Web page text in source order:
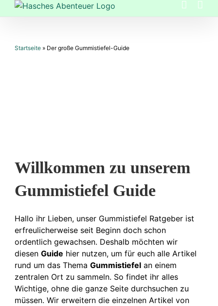
Zum
Inhalt
Startseite » Der große Gummistiefel-Guide
Willkommen zu unserem
Gummistiefel Guide
Hallo ihr Lieben, unser Gummistiefel Ratgeber ist
erfreulicherweise seit Beginn doch schon
ordentlich gewachsen. Deshalb möchten wir
diesen Guide hier nutzen, um für euch alle Artikel
rund um das Thema Gummistiefelan einem
zentralen Ort zu sammeln. So findet ihr alles
Wichtige, ohne die ganze Seite durchsuchen zu
müssen. Wir erweitern die einzelnen Artikel von